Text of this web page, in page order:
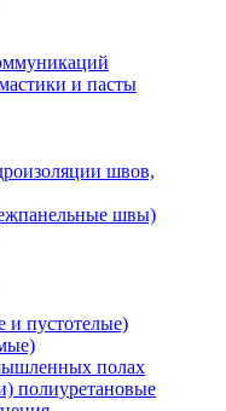
и пасты
швов,
швы)
и пустотелые)
полах
полиуретановые